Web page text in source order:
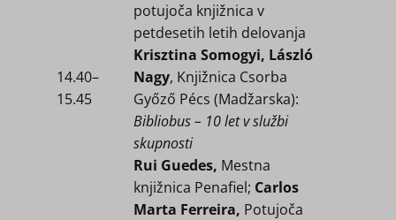
14.40​–
15.45
potujoča knjižnica v
petdesetih letih delovanja
Krisztina Somogyi, László
Nagy, Knjižnica Csorba
Győző Pécs (Madžarska):
Bibliobus – 10 let v službi
skupnosti
Rui Guedes, Mestna
knjižnica Penafiel; Carlos
Marta Ferreira, Potujoča